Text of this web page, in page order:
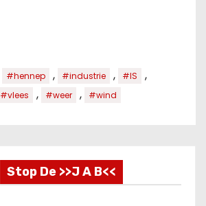
#hennep , #industrie , #IS ,
#vlees , #weer , #wind
Stop De >>J A B<<